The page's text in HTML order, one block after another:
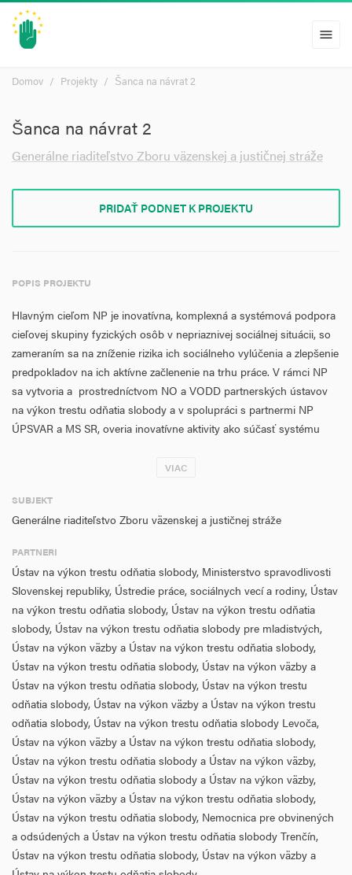
menu
Domov Projekty Šanca na návrat 2
Šanca na návrat 2
Generálne riaditeľstvo Zboru väzenskej a justičnej stráže
PRIDAŤ PODNET K PROJEKTU
POPIS PROJEKTU
Hlavným cieľom NP je inovatívna, komplexná a systémová podpora
cieľovej skupiny fyzických osôb v nepriaznivej sociálnej situácii, so
zameraním sa na zníženie rizika ich sociálneho vylúčenia a zlepšenie
predpokladov na ich aktívne začlenenie na trhu práce. V rámci NP
sa vytvoria a prostredníctvom NO a VODD partnerských ústavov
na výkon trestu odňatia slobody a v spolupráci s partnermi NP
ÚPSVAR a MS SR, overia inovatívne aktivity ako súčasť systému
klientov. K inovatívnym aktivitám patria informačno-poradenské
sociálnych problémov, rizík a potrieb po nástupe do výkonu trestu
odňatia slobody a na základe získaných údajov budú stanovené
osoby vo VODD budú zamerané na komplexnú sociálnu podporu
klienta pri prechode do spoločnosti a v edukatívnej oblasti budú
smerovať k uplatneniu sa na trhu práce, riešeniu závislostí, k
podpore finančnej gramotnosti a sociálneho ukotvenia
prostredníctvom práce s rodinnými príslušníkmi či blízkymi
osobami. Digitalizácia informačno-poradenských služieb a
vzdelávacích programov bude zameraná na znižovanie
administratívnej náročnosti a podporu flexibilita adresnosti
intervencií, najmä pre klientov v záťažových situáciách. Vzdelávanie
odborného personálu bude realizované najmä v oblasti motivácie,
lektorských zručností, riešenia konfliktov, zaobchádzania s
problémovými osobami . Miestom realizácie NP bude Slovenská
republika.
Aktivity NP sa budú zameriavať na cieľové skupiny: FO v
nepriaznivej sociálnej situácií a zamestnanci v oblasti sociálneho
začlenenia. Merateľné ukazovatele budú zacielené na Počet osôb
poskytujúcich sociálne alebo asistenčné služby (75) a Nové
VIAC
SUBJEKT
Generálne riaditeľstvo Zboru väzenskej a justičnej stráže
PARTNERI
Ústav na výkon trestu odňatia slobody, Ministerstvo spravodlivosti
Slovenskej republiky, Ústredie práce, sociálnych vecí a rodiny, Ústav
na výkon trestu odňatia slobody, Ústav na výkon trestu odňatia
slobody, Ústav na výkon trestu odňatia slobody pre mladistvých,
Ústav na výkon väzby a Ústav na výkon trestu odňatia slobody,
Ústav na výkon trestu odňatia slobody, Ústav na výkon väzby a
Ústav na výkon trestu odňatia slobody, Ústav na výkon trestu
odňatia slobody, Ústav na výkon väzby a Ústav na výkon trestu
odňatia slobody, Ústav na výkon trestu odňatia slobody Levoča,
Ústav na výkon väzby a Ústav na výkon trestu odňatia slobody,
Ústav na výkon trestu odňatia slobody a Ústav na výkon väzby,
Ústav na výkon trestu odňatia slobody a Ústav na výkon väzby,
Ústav na výkon väzby a Ústav na výkon trestu odňatia slobody,
Ústav na výkon trestu odňatia slobody, Nemocnica pre obvinených
a odsúdených a Ústav na výkon trestu odňatia slobody Trenčín,
Ústav na výkon trestu odňatia slobody, Ústav na výkon väzby a